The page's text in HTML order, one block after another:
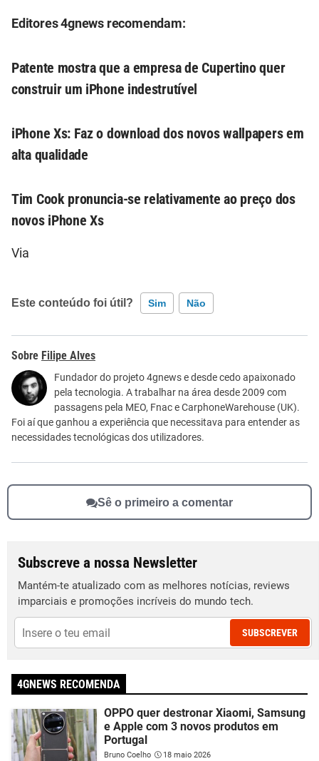
Editores 4gnews recomendam:
Patente mostra que a empresa de Cupertino quer
construir um iPhone indestrutível
iPhone Xs: Faz o download dos novos wallpapers em
alta qualidade
Tim Cook pronuncia-se relativamente ao preço dos
novos iPhone Xs
Via
Este conteúdo foi útil? Sim Não
Este conteúdo contém informação incorreta
Este conteúdo não tem a informação que procuro
Outro
Filipe Alves
Fundador do projeto 4gnews e desde cedo apaixonado
pela tecnologia. A trabalhar na área desde 2009 com
passagens pela MEO, Fnac e CarphoneWarehouse (UK).
Foi aí que ganhou a experiência que necessitava para entender as
necessidades tecnológicas dos utilizadores.
Sê o primeiro a comentar
Subscreve a nossa Newsletter
Mantém-te atualizado com as melhores notícias, reviews
imparciais e promoções incríveis do mundo tech.
SUBSCREVER
4GNEWS RECOMENDA
OPPO quer destronar Xiaomi, Samsung
e Apple com 3 novos produtos em
Portugal
Bruno Coelho 18 maio 2026